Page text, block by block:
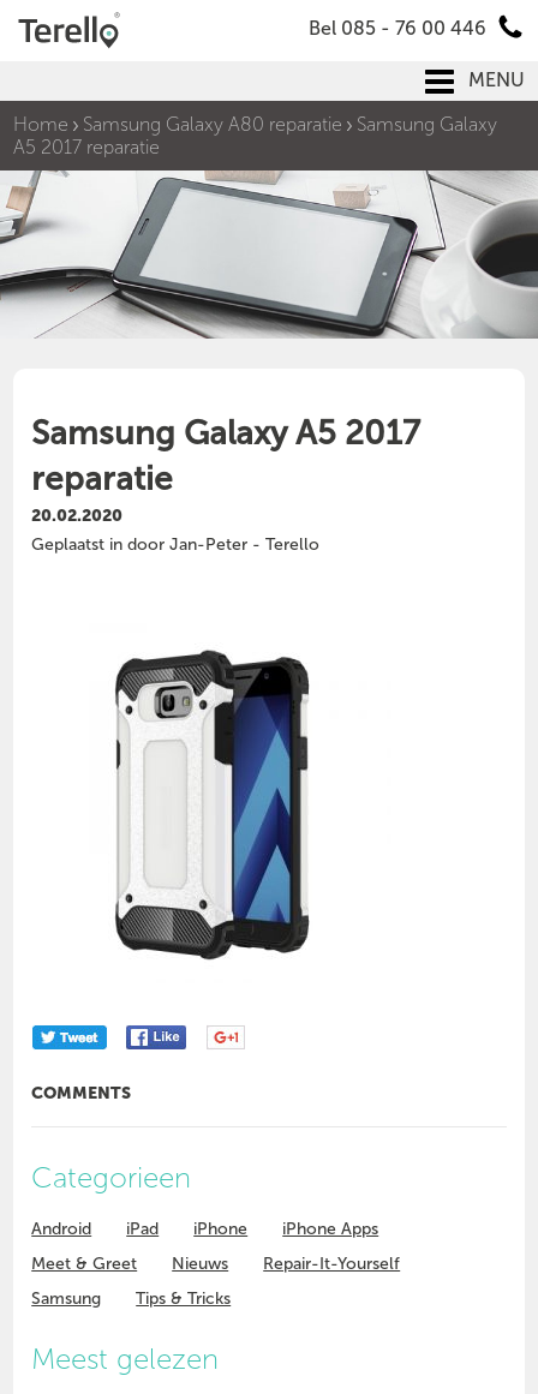
Bel 085 - 76 00 446
MENU
Home
Samsung Galaxy A80 reparatie
Samsung Galaxy
A5 2017 reparatie
Samsung Galaxy A5 2017
reparatie
20.02.2020
Geplaatst in door Jan-Peter - Terello
COMMENTS
Categorieen
Android iPad iPhone
iPhone Apps
Meet & Greet
Nieuws
Repair-It-Yourself
Samsung
Tips & Tricks
Meest gelezen